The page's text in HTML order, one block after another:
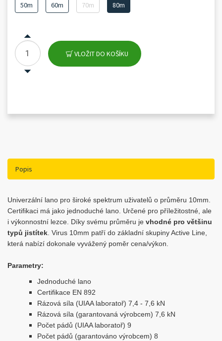
50m
60m 70m 80m
VLOŽIT DO KOŠÍKU
Popis
Univerzální lano pro široké spektrum uživatelů o průměru 10mm.
Certifikaci má jako jednoduché lano. Určené pro příležitostné, ale
i výkonnostní lezce. Díky svému průměru je vhodné pro většinu
typů jistítek . Virus 10mm patří do základní skupiny Active Line,
která nabízí dokonale vyvážený poměr cena/výkon.
Parametry:
Jednoduché lano
Certifikace EN 892
Rázová síla (UIAA laboratoř) 7,4 - 7,6 kN
Rázová síla (garantovaná výrobcem) 7,6 kN
Počet pádů (UIAA laboratoř) 9
Počet pádů (garantováno výrobcem) 8